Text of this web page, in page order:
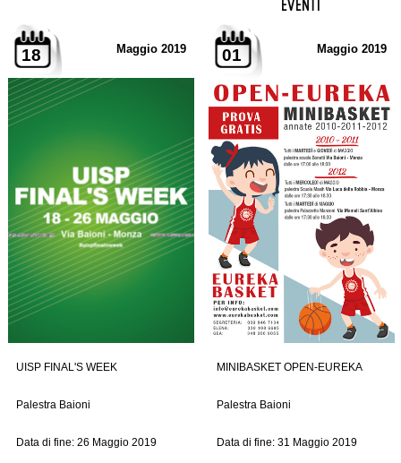
EVENTI
18 Maggio 2019
UISP FINAL'S WEEK
Palestra Baioni
Data di fine: 26 Maggio 2019
01 Maggio 2019
MINIBASKET OPEN-EUREKA
Palestra Baioni
Data di fine: 31 Maggio 2019